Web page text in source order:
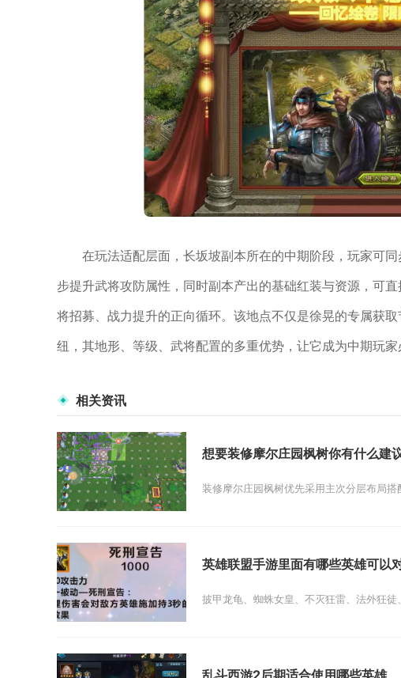
在玩法适配层面，长坂坡副本所在的中期阶段，玩家可
步提升武将攻防属性，同时副本产出的基础红装与资源，可
将招募、战力提升的正向循环。该地点不仅是徐晃的专属获
纽，其地形、等级、武将配置的多重优势，让它成为中期玩家
相关资讯
想要装修摩尔庄园枫树你有什么建
装修摩尔庄园枫树优先采用主次分层布局
英雄联盟手游里面有哪些英雄可以
披甲龙龟、蜘蛛女皇、不灭狂雷、法外狂
乱斗西游2后期适合使用哪些英雄